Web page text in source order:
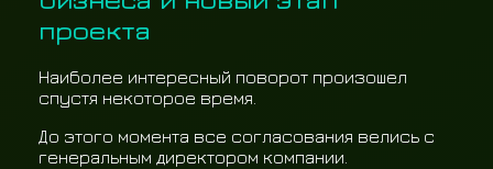
проекта
Наиболее интересный поворот произошел
спустя некоторое время.
До этого момента все согласования велись с
генеральным директором компании.